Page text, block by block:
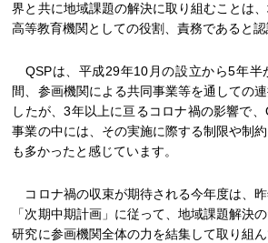
界と共に地域課題の解決に取り組むことは、
高等教育機関としての役割、責務であると認
QSPは、平成29年10月の設立から5年半
間、参画機関による共同事業等を通しての
したが、3年以上に亘るコロナ禍の影響で
事業の中には、その実施に際する制限や制
も多かったと感じています。
コロナ禍の収束が期待される今年度は、
「次期中期計画」に従って、地域課題解決
研究に参画機関全体の力を結集して取り組